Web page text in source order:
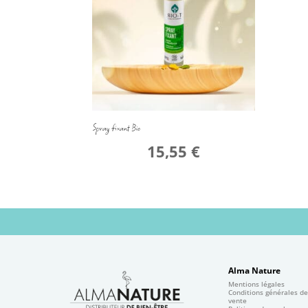
Spray fixant Bio
15,55€
Alma Nature
Mentions légales
Conditions générales de
vente